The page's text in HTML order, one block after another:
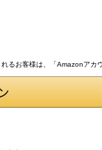
お客様は、「Amazonアカ